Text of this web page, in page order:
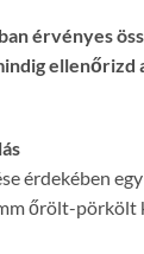
érvényes
ellenőrizd
érdekében
őrölt-pörkölt